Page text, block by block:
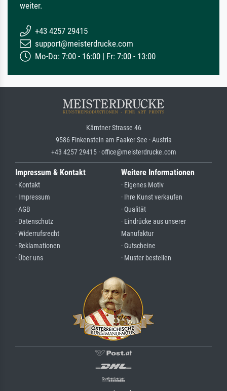
weiter.
+43 4257 29415
support@meisterdrucke.com
Mo-Do: 7:00 - 16:00 | Fr: 7:00 - 13:00
Kärntner Strasse 46
9586 Finkenstein am Faaker See · Austria
+43 4257 29415 · office@meisterdrucke.com
Impressum & Kontakt
· Kontakt
· Impressum
· AGB
· Datenschutz
· Widerrufsrecht
· Reklamationen
· Über uns
Weitere Informationen
· Eigenes Motiv
· Ihre Kunst verkaufen
· Qualität
· Eindrücke aus unserer
Manufaktur
· Gutscheine
· Muster bestellen